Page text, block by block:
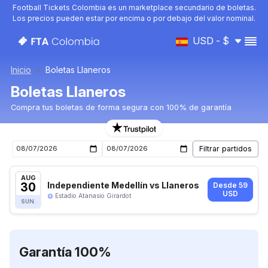
Football Tickets Colombia es un marketplace secundario de boletas.
Los precios pueden estar por encima o por debajo del valor nominal.
USD - $
Inicio Boletas Llaneros
Boletas Llaneros
Compra tus boletas de forma segura con 100% de garantía
Boletas para el próximo partido de Llaneros
AUG
30
SUN.
Independiente Medellín vs Llaneros
Estadio Atanasio Girardot
Desde 59
USD
Garantía 100%